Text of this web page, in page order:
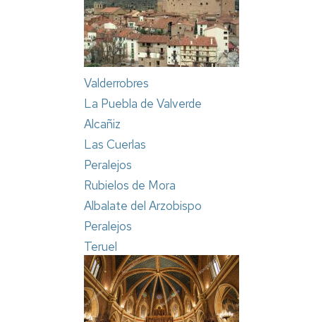
Valderrobres
La Puebla de Valverde
Alcañiz
Las Cuerlas
Peralejos
Rubielos de Mora
Albalate del Arzobispo
Peralejos
Teruel